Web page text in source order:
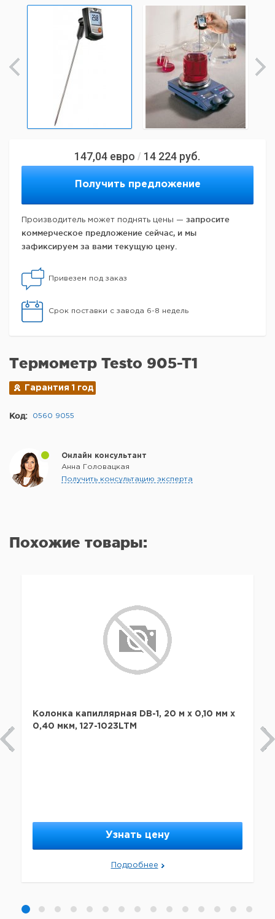
147,04 евро / 14 224 руб.
Получить предложение
Производитель может поднять цены — запросите
коммерческое предложение сейчас, и мы
зафиксируем за вами текущую цену.
Привезем под заказ
Срок поставки с завода 6-8 недель
Термометр Testo 905-T1
Гарантия 1 год
Код: 0560 9055
Онлайн консультант
Анна Головацкая
Получить консультацию эксперта
Похожие товары:
Колонка капиллярная DB-1, 20 м x 0,10 мм х
0,40 мкм, 127-1023LTM
Узнать цену
Подробнее